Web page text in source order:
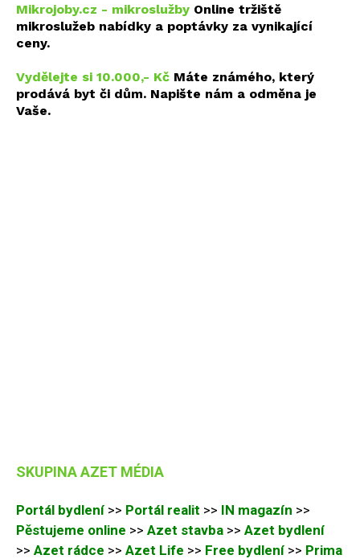
Mikrojoby.cz - mikroslužby Online tržiště
mikroslužeb nabídky a poptávky za vynikající
ceny.
Vydělejte si 10.000,- Kč Máte známého, který
prodává byt či dům. Napište nám a odměna je
Vaše.
SKUPINA AZET MÉDIA
Portál bydlení >> Portál realit >> IN magazín >>
Pěstujeme online >> Azet stavba >> Azet bydlení
>> Azet rádce >> Azet Life >> Free bydlení >> Prima